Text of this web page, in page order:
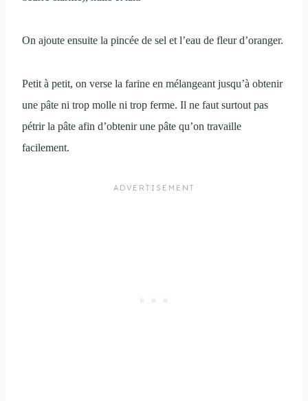
On ajoute ensuite la pincée de sel et l’eau de fleur d’oranger.
Petit à petit, on verse la farine en mélangeant jusqu’à obtenir
une pâte ni trop molle ni trop ferme. Il ne faut surtout pas
pétrir la pâte afin d’obtenirune pâte qu’on travaille
facilement.